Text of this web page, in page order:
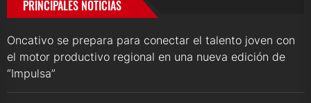
PRINCIPALES NOTICIAS
Oncativo se prepara para conectar el talento joven con
el motor productivo regional en una nueva edición de
“Impulsa”